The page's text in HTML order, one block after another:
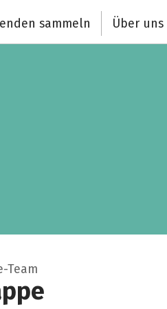
sammeln Über uns
Team